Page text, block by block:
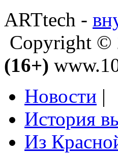
ARTtech -
Copyright ©
(16+)
Новости |
История
Из